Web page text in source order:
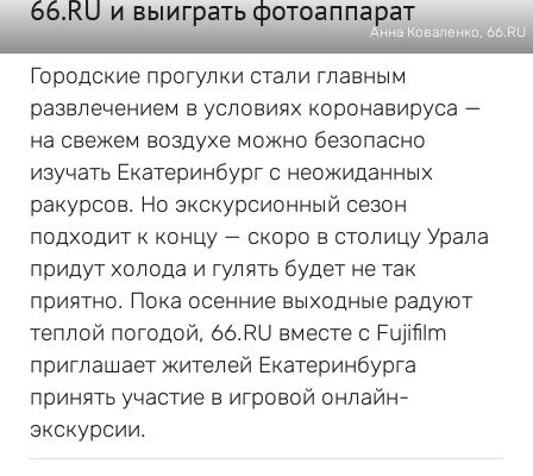
66.RU и выиграть фотоаппарат
Анна Коваленко, 66.RU
Городские прогулки стали главным
развлечением в условиях коронавируса —
на свежем воздухе можно безопасно
изучать Екатеринбург с неожиданных
ракурсов. Но экскурсионный сезон
подходит к концу — скоро в столицу Урала
придут холода и гулять будет не так
приятно. Пока осенние выходные радуют
теплой погодой, 66.RU вместе с Fujifilm
приглашает жителей Екатеринбурга
принять участие в игровой онлайн-
экскурсии.